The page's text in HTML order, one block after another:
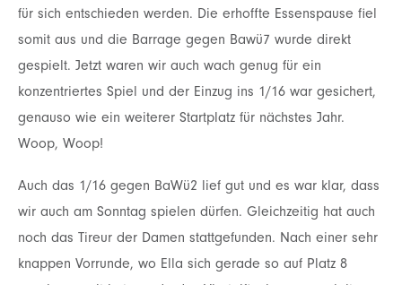
für sich entschieden werden. Die erhoffte Essenspause fiel
somit aus und die Barrage gegen Bawü7 wurde direkt
gespielt. Jetzt waren wir auch wach genug für ein
konzentriertes Spiel und der Einzug ins 1/16 war gesichert,
genauso wie ein weiterer Startplatz für nächstes Jahr.
Woop, Woop!
Auch das 1/16 gegen BaWü2 lief gut und es war klar, dass
wir auch am Sonntag spielen dürfen. Gleichzeitig hat auch
noch das Tireur der Damen stattgefunden. Nach einer sehr
knappen Vorrunde, wo Ella sich gerade so auf Platz 8